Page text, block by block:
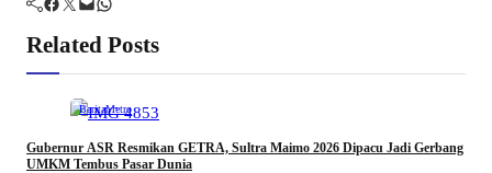
Related Posts
BeritaMetro
Gubernur ASR Resmikan GETRA, Sultra Maimo 2026 Dipacu Jadi Gerbang
UMKM Tembus Pasar Dunia